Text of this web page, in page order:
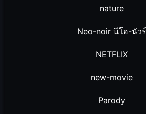
nature
Neo-noir นีโอ-นัวร์
NETFLIX
new-movie
Parody